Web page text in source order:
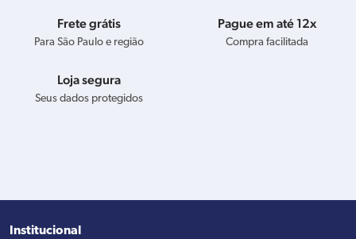
Frete grátis
Para São Paulo e região
Pague em até 12x
Compra facilitada
Loja segura
Seus dados protegidos
Institucional